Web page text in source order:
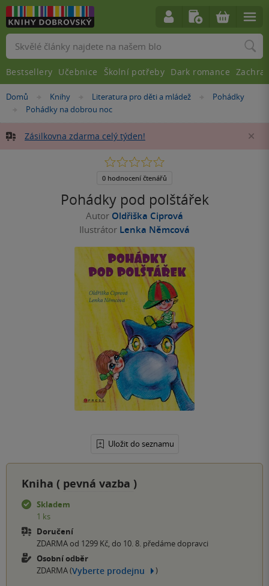
Nacházíte
Domů »Knihy »Literatura pro děti a mládež »Pohádky
»Pohádky na dobrou noc
Zásilkovna zdarma celý týden!
Pohádky pod polštářek
Autor Oldřiška Ciprová
Ilustrátor Lenka Němcová
Uložit do seznamu
0.0
5
0 hodnocení čtenářů
Kniha ( pevná vazba )
Skladem
1 ks
Doručení
ZDARMA od 1299 Kč, do 10. 8. předáme dopravci
Osobní odběr
ZDARMA (Vyberte prodejnu )
Vyhledávání
Bestsellery Učebnice Školní potřeby Dark romance